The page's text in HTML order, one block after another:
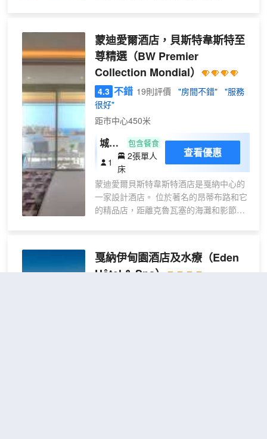
賞美景，還可利用免費 WiFi等服務和設
施。 在忙碌的一天後，不妨去酒吧/酒廊輕
鬆一下。每天 07:00 至 10:00 提供收費的
自助式早餐。 特色服務/設施包括大堂免費
報紙、24 小時前台服務和多語言服務。酒
店提供收費自助停車。 有 48 間空調客房
提供迷你吧和平板電視；您定能在旅途中
找到家的舒適。提供免費無線網絡，方便
您與朋友保持聯繫；衞星頻道可滿足您的
娛樂需求。浴室提供淋浴設施和吹風機。
便利設施包括保險箱和書桌；而且每天提
供客房服務。
蒙迪愛爾酒店，貝斯特韋斯特至
尊精選（BW Premier
Collection Mondial）
4.3 不錯 19則評價 "房間不錯"
"服務
很好"
距市中心450米
城景
高級
雙床
房
包含餐食
1
2張單人
床
查看優惠
蒙迪愛爾貝斯特韋斯特酒店是戛納中心的
一家設計酒店。 位於著名的昂蒂布路和它
的精品店，距離克魯瓦塞的海灘和影節宮
房，帶有spa浴室的豪華房和兩間可觀海
景的豪華套房。 我們的客房是帶隔音設備
和空調的客房，並配有迷你吧、保險箱、
戛納伊甸園酒店及水療（Eden
Hôtel & Spa）